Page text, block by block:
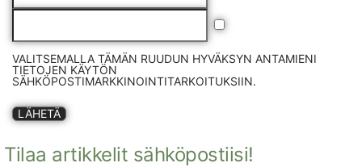
VALITSEMALLA TÄMÄN RUUDUN HYVÄKSYN ANTAMIENI
TIETOJEN KÄYTÖN
SÄHKÖPOSTIMARKKINOINTITARKOITUKSIIN.
LÄHETÄ
Tilaa artikkelit sähköpostiisi!